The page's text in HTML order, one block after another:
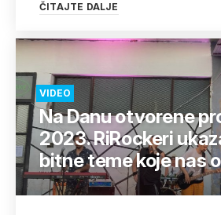
ČITAJTE DALJE
VIDEO
Na Danu otvorene
2023. RiRockeri
bitne teme koje nas